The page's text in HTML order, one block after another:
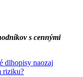
s cennými
dlhopisy naozaj
riziku?